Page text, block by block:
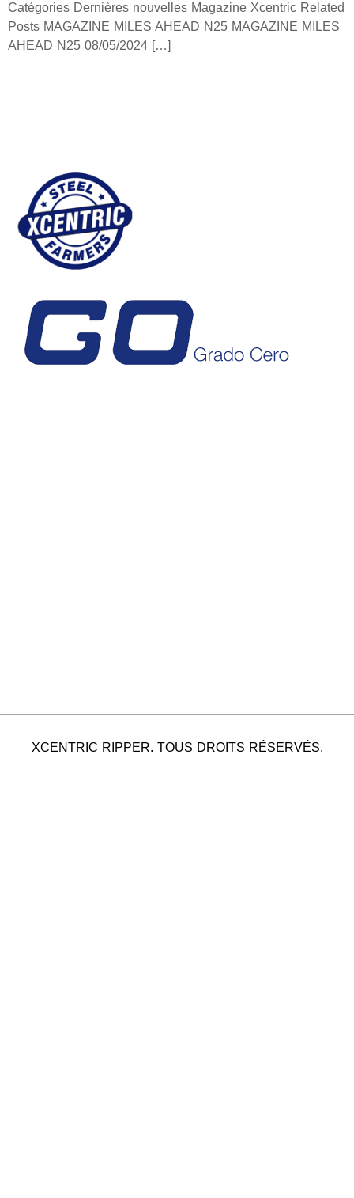
Catégories Dernières nouvelles Magazine Xcentric Related
Posts MAGAZINE MILES AHEAD N25 MAGAZINE MILES
AHEAD N25 08/05/2024 […]
XCENTRIC RIPPER. TOUS DROITS RÉSERVÉS.